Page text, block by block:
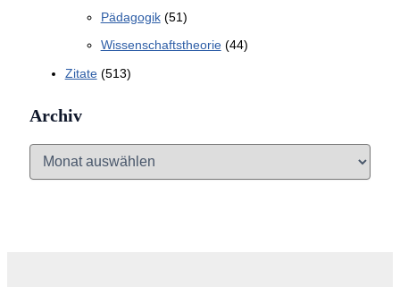
Pädagogik(51)
Wissenschaftstheorie(44)
Zitate(513)
Archiv
A